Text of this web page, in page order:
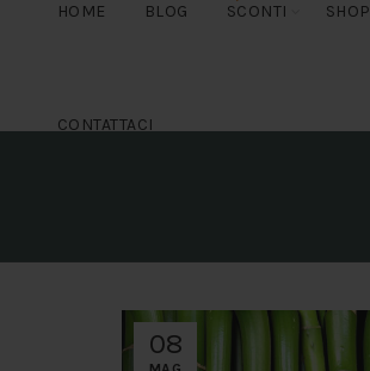
HOME BLOG SCONTI SHOP
CONTATTACI
08